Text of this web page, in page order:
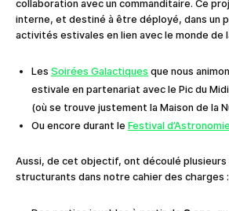
collaboration avec un commanditaire. Ce
interne, et destiné à être déployé, dans un
activités estivales en lien avec le monde de
Les Soirées Galactiques que nous
estivale en partenariat avec le Pic du
(où se trouve justement la Maison de la
Ou encore durant le Festival
Aussi, de cet objectif, ont découlé plusieurs
structurants dans notre cahier des charges :